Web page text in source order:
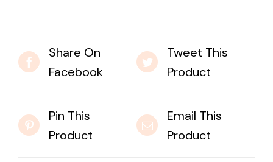
Share On
Facebook
Tweet This
Product
Pin This
Product
Email This
Product